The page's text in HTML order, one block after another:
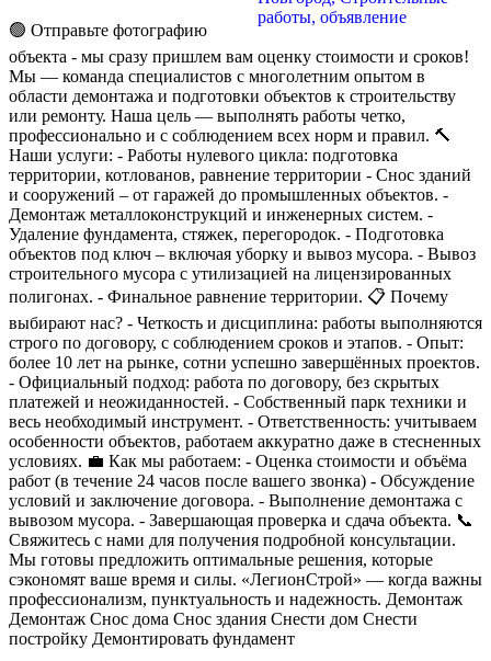
🟢 Отправьте фотографию
объекта - мы сразу пришлем вам оценку стоимости и сроков!
Мы — команда специалистов с многолетним опытом в
области демонтажа и подготовки объектов к строительству
или ремонту. Наша цель — выполнять работы четко,
профессионально и с соблюдением всех норм и правил. 🔨
Наши услуги: - Работы нулевого цикла: подготовка
территории, котлованов, равнение территории - Снос зданий
и сооружений – от гаражей до промышленных объектов. -
Демонтаж металлоконструкций и инженерных систем. -
Удаление фундамента, стяжек, перегородок. - Подготовка
объектов под ключ – включая уборку и вывоз мусора. - Вывоз
строительного мусора с утилизацией на лицензированных
полигонах. - Финальное равнение территории. 📋 Почему
выбирают нас? - Четкость и дисциплина: работы выполняются
строго по договору, с соблюдением сроков и этапов. - Опыт:
более 10 лет на рынке, сотни успешно завершённых проектов.
- Официальный подход: работа по договору, без скрытых
платежей и неожиданностей. - Собственный парк техники и
весь необходимый инструмент. - Ответственность: учитываем
особенности объектов, работаем аккуратно даже в стесненных
условиях. 💼 Как мы работаем: - Оценка стоимости и объёма
работ (в течение 24 часов после вашего звонка) - Обсуждение
условий и заключение договора. - Выполнение демонтажа с
вывозом мусора. - Завершающая проверка и сдача объекта. 📞
Свяжитесь с нами для получения подробной консультации.
Мы готовы предложить оптимальные решения, которые
сэкономят ваше время и силы. «ЛегионСтрой» — когда важны
профессионализм, пунктуальность и надежность. Демонтаж
Демонтаж Снос дома Снос здания Снести дом Снести
постройку Демонтировать фундамент